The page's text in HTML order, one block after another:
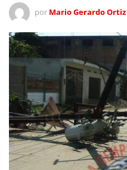
por Mario Gerardo Ortiz